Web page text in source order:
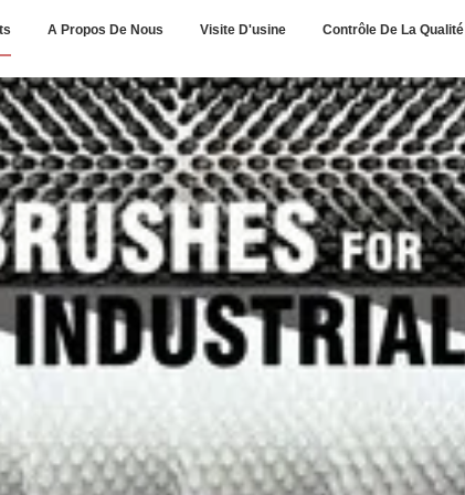
A Propos De Nous Visite D'usine Contrôle De La Qualité